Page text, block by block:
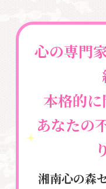
心の専門
本格的
あなたの
湘南心の森